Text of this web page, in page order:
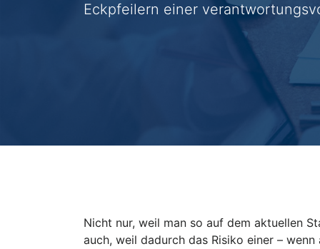
Eckpfeilern einer
Nicht nur, weil man so auf dem aktuellen
auch, weil dadurch das Risiko einer –